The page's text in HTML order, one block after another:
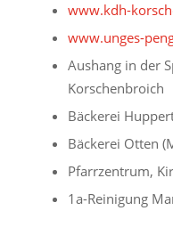
www.kdh-
www.unges-
Aushang in der
Korschenbroich
Bäckerei
Bäckerei Otten
Pfarrzentrum,
1a-Reinigung